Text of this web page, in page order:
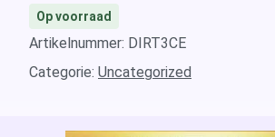
Op voorraad
Artikelnummer: DIRT3CE
Categorie: Uncategorized